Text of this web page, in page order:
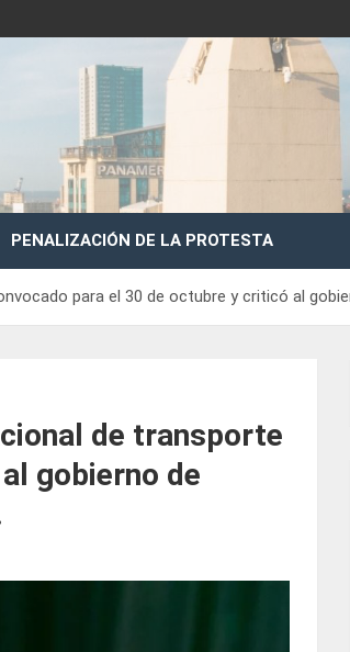
PENALIZACIÓN DE LA PROTESTA
para el 30 de octubre y criticó al
de transporte
gobierno de